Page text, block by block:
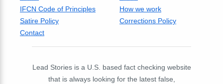
IFCN Code of Principles
How we work
Satire Policy
Corrections Policy
Contact
Lead Stories is a U.S. based fact checking website
that is always looking for the latest false,